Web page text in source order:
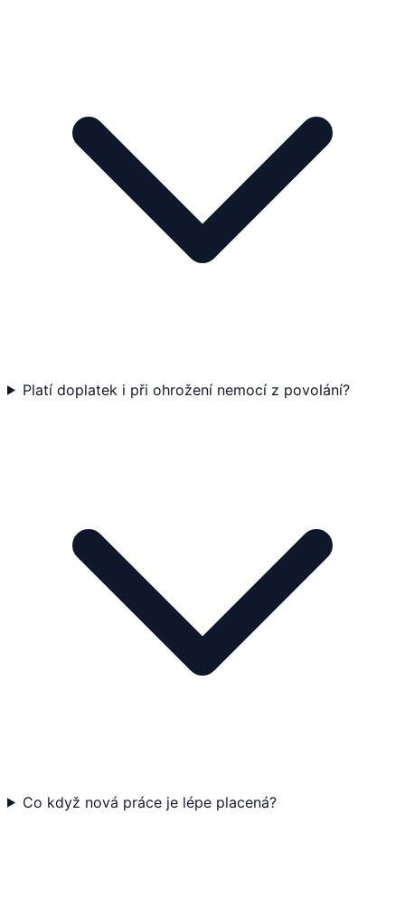
Platí doplatek i při ohrožení nemocí z povolání?
Co když nová práce je lépe placená?